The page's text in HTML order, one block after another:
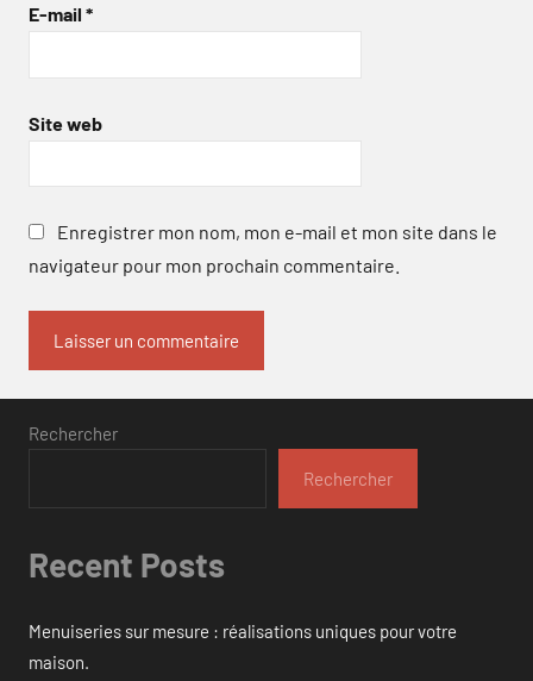
E-mail *
Site web
Enregistrer mon nom, mon e-mail et mon site dans le
navigateur pour mon prochain commentaire.
Rechercher
Rechercher
Recent Posts
Menuiseries sur mesure : réalisations uniques pour votre
maison.